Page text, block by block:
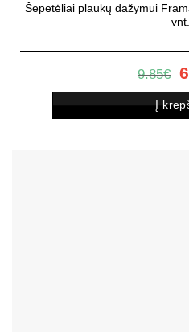
Šepetėliai plaukų dažymui
vnt.
9.85€
Į